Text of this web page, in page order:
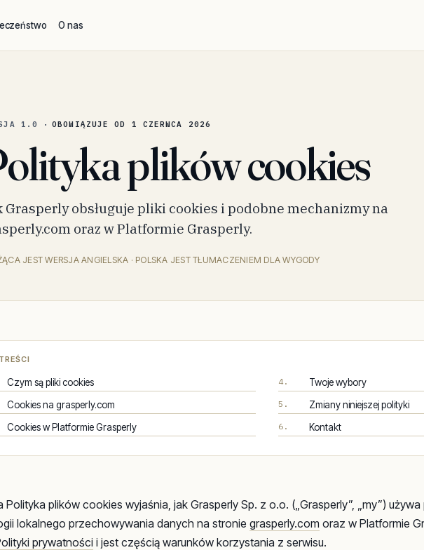
O nas
1.0 · OBOWIĄZUJE OD 1 CZERWCA 2026
plików cookies
Grasperly obsługuje pliki cookies i podobne mechanizmy na
oraz w Platformie Grasperly.
JEST WERSJA ANGIELSKA · POLSKA JEST TŁUMACZENIEM DLA WYGODY
Czym są pliki cookies
Cookies na grasperly.com
Cookies w Platformie Grasperly
4. Twoje wybory
5. Zmiany niniejszej polityki
6. Kontakt
Polityka plików cookies wyjaśnia, jak Grasperly Sp. z o.o. („Grasperly”, „my”)
lokalnego przechowywania danych na stronie grasperly.com oraz w Platformie
prywatności i jest częścią warunków korzystania z serwisu.